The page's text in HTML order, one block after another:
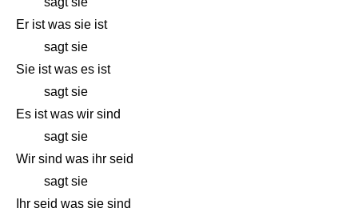
Er ist was sie ist
sagt sie
Sie ist was es ist
sagt sie
Es ist was wir sind
sagt sie
Wir sind was ihr seid
sagt sie
Ihr seid was sie sind